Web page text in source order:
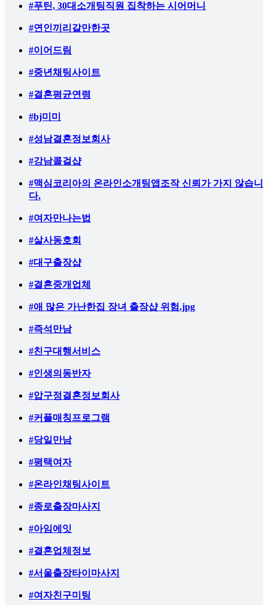
#푸틴, 30대소개팅직원 집착하는 시어머니
#연인끼리갈만한곳
#이어드림
#중년채팅사이트
#결혼평균연령
#bj미미
#성남결혼정보회사
#강남콜걸샵
#맥심코리아의 온라인소개팅앱조작 신뢰가 가지 않습니
다.
#여자만나는법
#살사동호회
#대구출장샵
#결혼중개업체
#애 많은 가난한집 장녀 출장샵 위험.jpg
#즉석만남
#친구대행서비스
#인생의동반자
#압구정결혼정보회사
#커플매칭프로그램
#당일만남
#평택여자
#온라인채팅사이트
#종로출장마사지
#아임에잇
#결혼업체정보
#서울출장타이마사지
#여자친구미팅